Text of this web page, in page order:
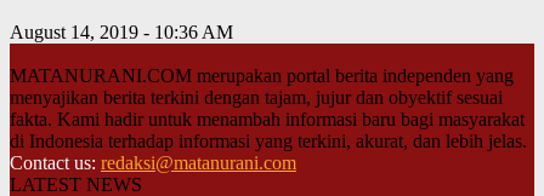
August 14, 2019 - 10:36 AM
MATANURANI.COM merupakan portal berita independen yang
menyajikan berita terkini dengan tajam, jujur dan obyektif sesuai
fakta. Kami hadir untuk menambah informasi baru bagi masyarakat
di Indonesia terhadap informasi yang terkini, akurat, dan lebih jelas.
Contact us: redaksi@matanurani.com
LATEST NEWS